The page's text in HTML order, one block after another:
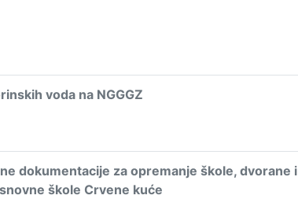
voda na NGGGZ
dokumentacije za opremanje škole, dvorane i
škole Crvene kuće